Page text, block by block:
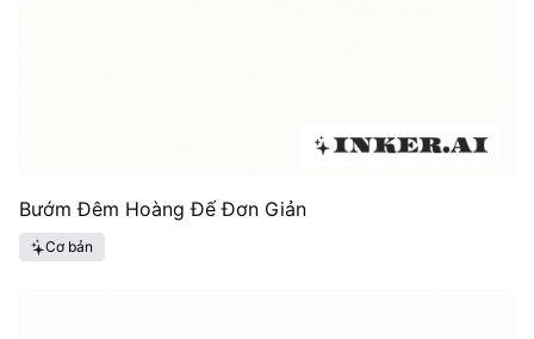
Bướm Đêm Hoàng Đế Đơn Giản
Cơ bản